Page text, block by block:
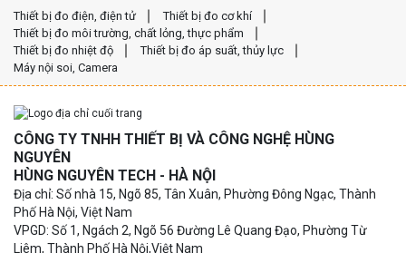
Thiết bị đo điện, điện tử
Thiết bị đo cơ khí
Thiết bị đo môi trường, chất lỏng, thực phẩm
Thiết bị đo nhiệt độ
Thiết bị đo áp suất, thủy lực
Máy nội soi, Camera
CÔNG TY TNHH THIẾT BỊ VÀ CÔNG NGHỆ HÙNG
NGUYÊN
HÙNG NGUYÊN TECH - HÀ NỘI
Địa chỉ: Số nhà 15, Ngõ 85, Tân Xuân, Phường Đông Ngạc, Thành
Phố Hà Nội, Việt Nam
VPGD: Số 1, Ngách 2, Ngõ 56 Đường Lê Quang Đạo, Phường Từ
Liêm, Thành Phố Hà Nội,Việt Nam